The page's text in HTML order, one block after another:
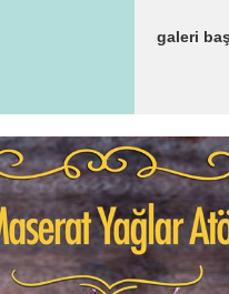
galeri